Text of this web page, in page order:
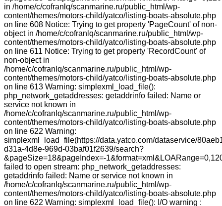
in /home/c/cofranlq/scanmarine.ru/public_html/wp-
content/themes/motors-child/yatco/listing-boats-absolute.php
on line 608 Notice: Trying to get property 'PageCount' of non-
object in /home/c/cofranlq/scanmarine.ru/public_html/wp-
content/themes/motors-child/yatco/listing-boats-absolute.php
on line 611 Notice: Trying to get property 'RecordCount' of
non-object in
/home/c/cofranlq/scanmarine.ru/public_html/wp-
content/themes/motors-child/yatco/listing-boats-absolute.php
on line 613 Warning: simplexml_load_file():
php_network_getaddresses: getaddrinfo failed: Name or
service not known in
/home/c/cofranlq/scanmarine.ru/public_html/wp-
content/themes/motors-child/yatco/listing-boats-absolute.php
on line 622 Warning:
simplexml_load_file(https://data.yatco.com/dataservice/
d31a-4d8e-969d-03baf01f2639/search?
&pageSize=18&pageIndex=-
failed to open stream: php_network_getaddresses:
getaddrinfo failed: Name or service not known in
/home/c/cofranlq/scanmarine.ru/public_html/wp-
content/themes/motors-child/yatco/listing-boats-absolute.php
on line 622 Warning: simplexml_load_file(): I/O warning :